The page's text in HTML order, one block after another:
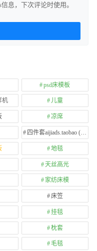
息，下次评论时使用。
psd床模板
机 儿童
凉席
四件套aijiads.taobao (1639)
地毯
天丝高光
家纺床模
床笠
挂毯
枕套
毛毯